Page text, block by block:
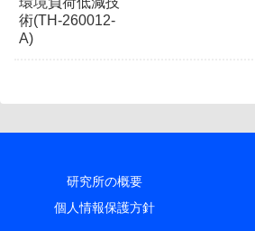
研究所の概要
個人情報保護方針